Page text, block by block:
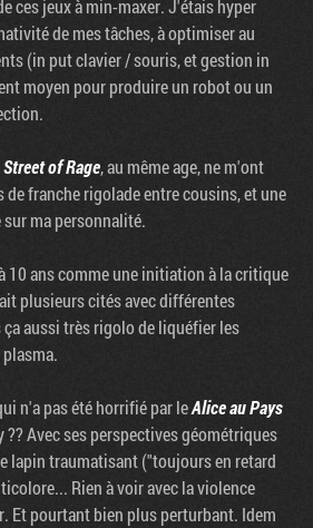
ces jeux à min-maxer. J'étais hyper
de mes tâches, à optimiser au
(in put clavier / souris, et gestion in
moyen pour produire un robot ou un
Street of Rage, au même age, ne m'ont
de franche rigolade entre cousins, et une
ma personnalité.
10 ans comme une initiation à la critique
plusieurs cités avec différentes
aussi très rigolo de liquéfier les
n'a pas été horrifié par leAlice au Pays
?? Avec ses perspectives géométriques
lapin traumatisant ("toujours en retard
Rien à voir avec la violence
Et pourtant bien plus perturbant. Idem